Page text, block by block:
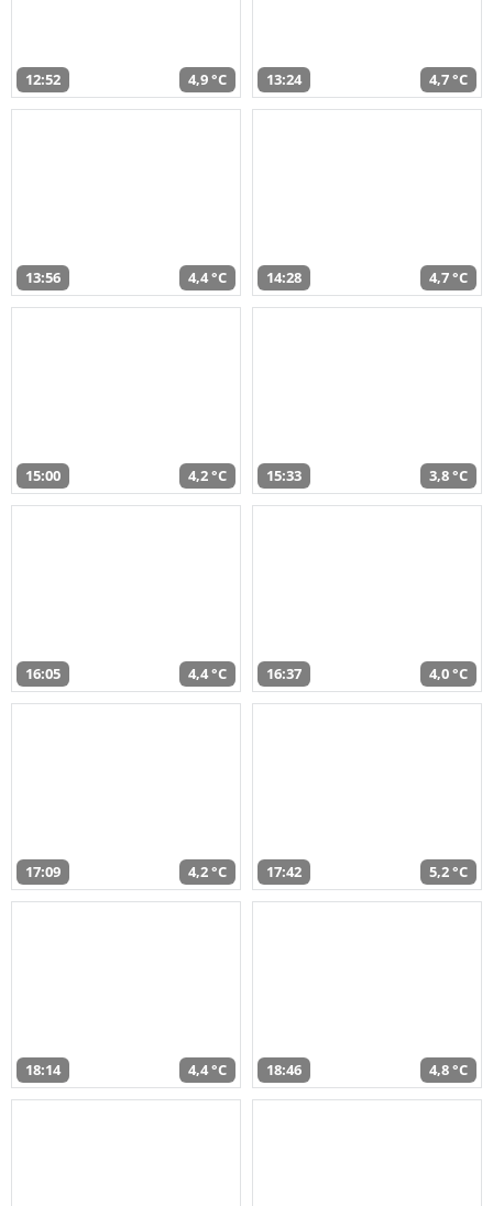
12:52 4,9 °C 13:24 4,7 °C
13:56 4,4 °C 14:28 4,7 °C
15:00 4,2 °C 15:33 3,8 °C
16:05 4,4 °C 16:37 4,0 °C
17:09 4,2 °C 17:42 5,2 °C
18:14 4,4 °C 18:46 4,8 °C